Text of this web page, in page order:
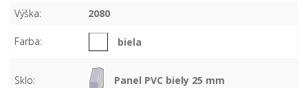
Výška:
2080
Farba: biela
Sklo: Panel PVC biely 25 mm